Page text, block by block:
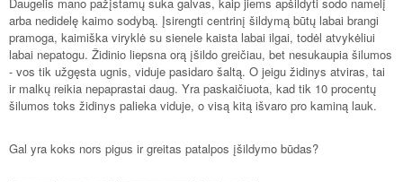
arba nedidelę kaimo sodybą. Įsirengti centrinį šildymą būtų labai brangi
pramoga, kaimiška viryklė su sienele kaista labai ilgai, todėl atvykėliui
labai nepatogu. Židinio liepsna orą įšildo greičiau, bet nesukaupia šilumos
- vos tik užgęsta ugnis, viduje pasidaro šaltą. O jeigu židinys atviras, tai
ir malkų reikia nepaprastai daug. Yra paskaičiuota, kad tik 10 procentų
šilumos toks židinys palieka viduje, o visą kitą išvaro pro kaminą lauk.
Gal yra koks nors pigus ir greitas patalpos įšildymo būdas?